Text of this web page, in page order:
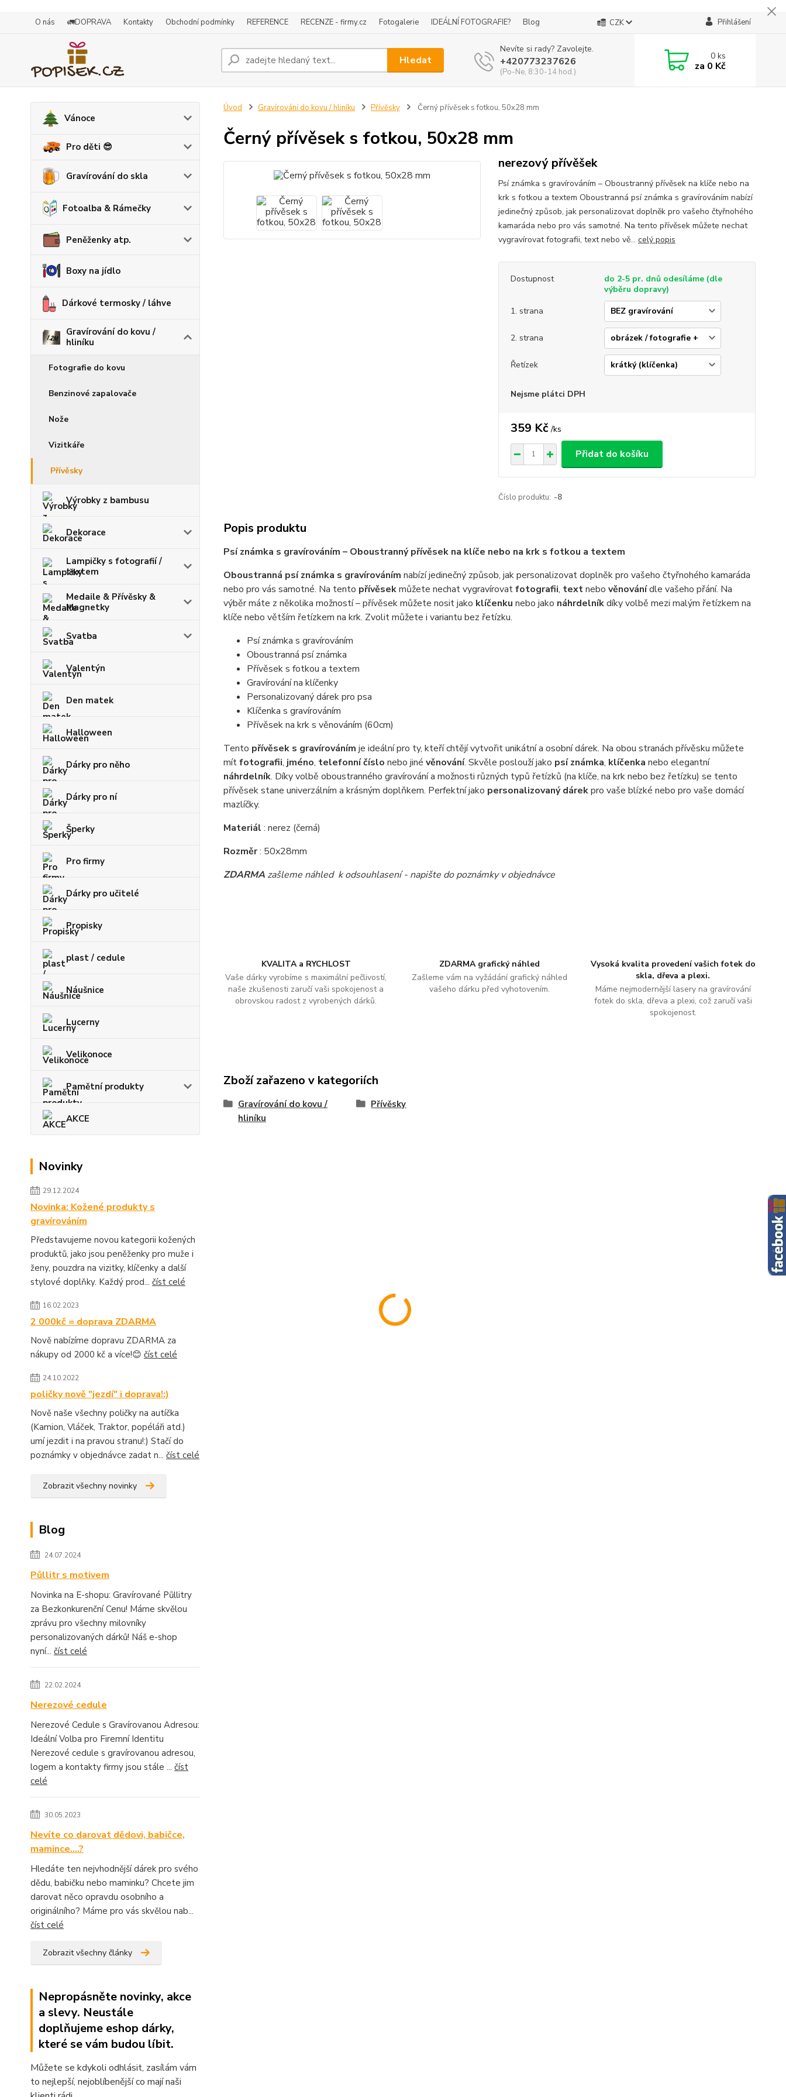
O nás 🚛DOPRAVA Kontakty Obchodní podmínky REFERENCE RECENZE - firmy.cz Fotogalerie IDEÁLNÍ FOTOGRAFIE? Blog CZK Přihlášení
Hledat
Nevíte si rady? Zavolejte.
+420773237626
(Po-Ne, 8:30-14 hod.)
0ks
za 0 Kč
Vánoce
Pro děti 😎
Gravírování do skla
Fotoalba & Rámečky
Peněženky atp.
Boxy na jídlo
Dárkové termosky / láhve
Gravírování do kovu /
hliníku
Fotografie do kovu
Benzinové zapalovače
Nože
Vizitkáře
Přívěsky
Výrobky z bambusu
Dekorace
Lampičky s fotografií /
textem
Medaile & Přívěsky &
Magnetky
Svatba
Valentýn
Den matek
Halloween
Dárky pro něho
Dárky pro ní
Šperky
Pro firmy
Dárky pro učitelé
Propisky
plast / cedule
Náušnice
Lucerny
Velikonoce
Pamětní produkty
AKCE
Novinky
29.12.2024
Novinka: Kožené produkty s
gravírováním
Představujeme novou kategorii kožených
produktů, jako jsou peněženky pro muže i
ženy, pouzdra na vizitky, klíčenky a další
stylové doplňky. Každý prod... číst celé
16.02.2023
2 000kč = doprava ZDARMA
Nově nabízíme dopravu ZDARMA za
nákupy od 2000 kč a více!😊 číst celé
24.10.2022
poličky nově "jezdí" i doprava!:)
Nově naše všechny poličky na autíčka
(Kamion, Vláček, Traktor, popéláři atd.)
umí jezdit i na pravou stranu!:) Stačí do
poznámky v objednávce zadat n... číst celé
Zobrazit všechny novinky
Blog
24.07.2024
Půllitr s motivem
Novinka na E-shopu: Gravírované Půllitry
za Bezkonkurenční Cenu! Máme skvělou
zprávu pro všechny milovníky
personalizovaných dárků! Náš e-shop
nyní... číst celé
22.02.2024
Nerezové cedule
Nerezové Cedule s Gravírovanou Adresou:
Ideální Volba pro Firemní Identitu
Nerezové cedule s gravírovanou adresou,
logem a kontakty firmy jsou stále ... číst
celé
30.05.2023
Nevíte co darovat dědovi, babičce,
mamince....?
Hledáte ten nejvhodnější dárek pro svého
dědu, babičku nebo maminku? Chcete jim
darovat něco opravdu osobního a
originálního? Máme pro vás skvělou nab...
číst celé
Zobrazit všechny články
Nepropásněte novinky, akce
a slevy. Neustále
doplňujeme eshop dárky,
které se vám budou líbit.
Můžete se kdykoli odhlásit, zasílám vám
to nejlepší, nejoblíbenější co mají naši
Úvod Gravírování do kovu / hliníku Přívěsky Černý přívěsek s fotkou, 50x28 mm
Černý přívěsek s fotkou, 50x28 mm
nerezový přívěšek
Psí známka s gravírováním – Oboustranný přívěsek na klíče nebo na
krk s fotkou a textem Oboustranná psí známka s gravírováním nabízí
jedinečný způsob, jak personalizovat doplněk pro vašeho čtyřnohého
kamaráda nebo pro vás samotné. Na tento přívěsek můžete nechat
vygravírovat fotografii, text nebo vě... celý popis
Dostupnost
do 2-5 pr. dnů odesíláme (dle
výběru dopravy)
1. strana
2. strana
Řetízek
Nejsme plátci DPH
359 Kč /ks
Přidat do košíku
Číslo produktu: -8
KVALITA a RYCHLOST
Vaše dárky vyrobíme s maximální pečlivostí,
naše zkušenosti zaručí vaši spokojenost a
obrovskou radost z vyrobených dárků.
ZDARMA grafický náhled
Zašleme vám na vyžádání grafický náhled
vašeho dárku před vyhotovením.
Vysoká kvalita provedení vašich fotek do
skla, dřeva a plexi.
Máme nejmodernější lasery na gravírování
fotek do skla, dřeva a plexi, což zaručí vaši
spokojenost.
Popis produktu
Psí známka s gravírováním – Oboustranný přívěsek na klíče nebo na krk s fotkou a textem
Oboustranná psí známka s gravírováním nabízí jedinečný způsob, jak personalizovat doplněk pro vašeho čtyřnohého kamaráda
nebo pro vás samotné. Na tento přívěsekmůžete nechat vygravírovatfotografii, textnebo věnovánídle vašeho přání. Na
výběr máte z několika možností – přívěsek můžete nosit jako klíčenku nebo jako náhrdelníkdíky volbě mezi malým řetízkem na
klíče nebo větším řetízkem na krk. Zvolit můžete i variantu bez řetízku.
Psí známka s gravírováním
Oboustranná psí známka
Přívěsek s fotkou a textem
Gravírování na klíčenky
Personalizovaný dárek pro psa
Klíčenka s gravírováním
Přívěsek na krk s věnováním (60cm)
Tento přívěsek s gravírováním je ideální pro ty, kteří chtějí vytvořit unikátní a osobní dárek. Na obou stranách přívěsku můžete
mítfotografii, jméno, telefonní číslo nebo jiné věnování. Skvěle poslouží jako psí známka, klíčenka nebo elegantní
náhrdelník. Díky volbě oboustranného gravírování a možnosti různých typů řetízků (na klíče, na krk nebo bez řetízku) se tento
přívěsek stane univerzálním a krásným doplňkem. Perfektní jako personalizovaný dárekpro vaše blízké nebo pro vaše domácí
mazlíčky.
Materiál : nerez (černá)
Rozměr: 50x28mm
ZDARMA zašleme náhled k odsouhlasení - napište do poznámky v objednávce
Zboží zařazeno v kategoriích
Gravírování do kovu /
hliníku
Přívěsky